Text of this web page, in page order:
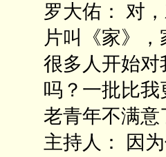
罗大佑： 对
片叫《家》
很多人开始
吗？一批比
老青年不满意
主持人： 因